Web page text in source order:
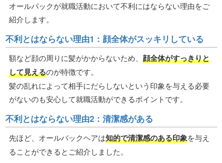
オールバックが就職活動において不利にはならない理由をご
紹介します。
不利とはならない理由1：顔全体がスッキリしている
額など顔の周りに髪がかからないため、 顔全体がすっきりと
して見えるのが特徴です。
髪の乱れによって相手にだらしないという印象を与える必要
がないのも安心して就職活動ができるポイントです。
不利とはならない理由2：清潔感がある
先ほど、オールバックヘアは知的で清潔感のある印象を与え
ることができるとご紹介しました。